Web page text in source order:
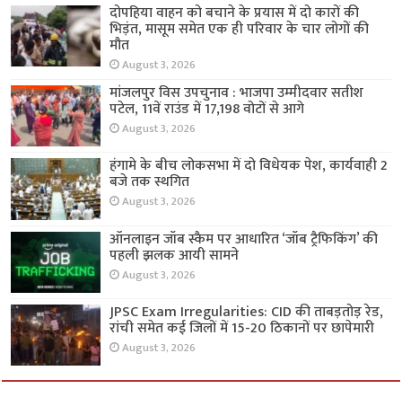
दोपहिया वाहन को बचाने के प्रयास में दो कारों की
भिड़ंत, मासूम समेत एक ही परिवार के चार लोगों की
मौत
August 3, 2026
मांजलपुर विस उपचुनाव : भाजपा उम्मीदवार सतीश
पटेल, 11वें राउंड में 17,198 वोटों से आगे
August 3, 2026
हंगामे के बीच लोकसभा में दो विधेयक पेश, कार्यवाही 2
बजे तक स्थगित
August 3, 2026
ऑनलाइन जॉब स्कैम पर आधारित ‘जॉब ट्रैफिकिंग’ की
पहली झलक आयी सामने
August 3, 2026
JPSC Exam Irregularities: CID की ताबड़तोड़ रेड,
रांची समेत कई जिलों में 15-20 ठिकानों पर छापेमारी
August 3, 2026